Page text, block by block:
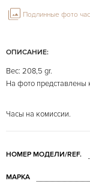
ОПИСАНИЕ:
Вес: 208,5 gr.
На фото представлены
Часы на комиссии.
НОМЕР МОДЕЛИ/REF.
МАРКА
Подлинные фото